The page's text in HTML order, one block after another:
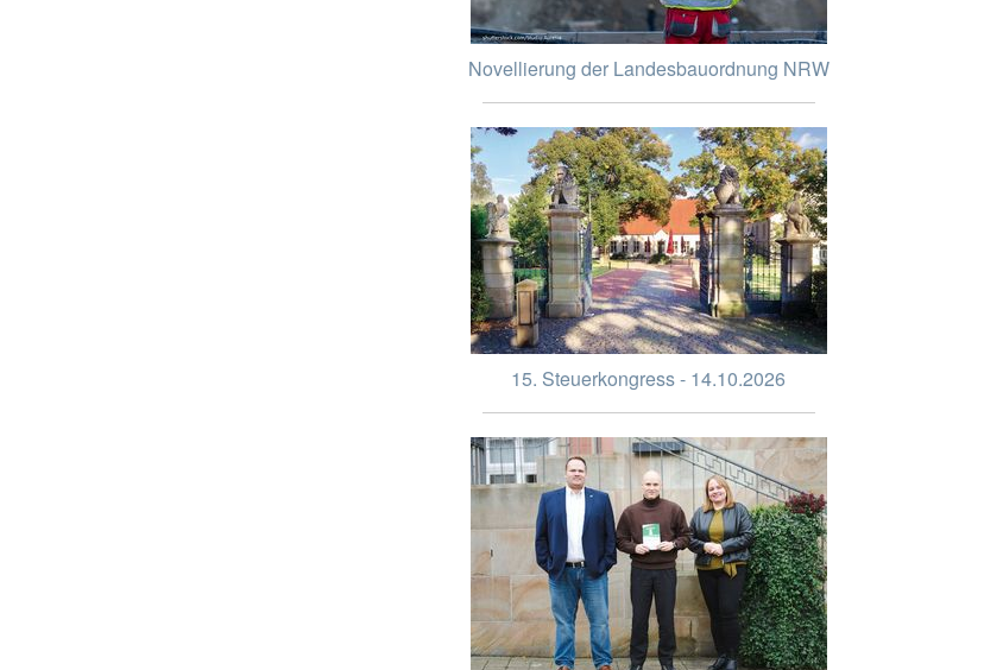
Novellierung der Landesbauordnung NRW
15. Steuerkongress - 14.10.2026